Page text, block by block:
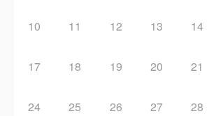
10 11 12 13 14
17 18 19 20 21
24 25 26 27 28